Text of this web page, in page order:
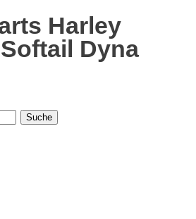
Harley
Dyna
Suche